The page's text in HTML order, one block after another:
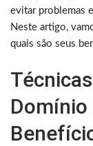
evitar problemas
Neste artigo,
quais são seus
Domínio